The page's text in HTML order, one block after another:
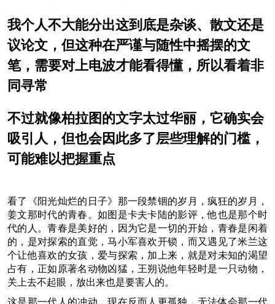
我个人不大能分出这到底是杂谈、散文还是
议论文，但这种在严谨与随性中摇摆的文
笔，需要对上电波才能看得懂，所以看着非
同寻常
不过就像柏拉图的文字太过华丽，它确实会
吸引人，但也会因此多了层些理解的门槛，
可能难以把握重点
看了《阳光灿烂的日子》那一段禁锢的岁月，疯狂的岁月，
姜文那时代的青春。如图是卡夫卡陆的影评，他也是那个时
代的人。青春是美好的，因为它是一切的开始，青春是闲着
的，是对探索的直觉，马小军喜欢开锁，而又遇见了米兰这
个让他喜欢的女孩，爱与探索，加上来，就是对未知的渴望
占有，正如原著名动物凶猛，王朔说他年轻时是一只动物，
关上去不起眼，放出来也是要害人的。